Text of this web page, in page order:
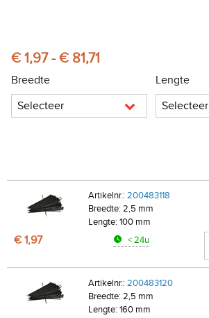
€ 1,97 - € 81,71
Breedte
Selecteer
Lengte
Selecteer
Artikelnr.: 200483118
Breedte: 2,5 mm
Lengte: 100 mm
€ 1,97 < 24u
Artikelnr.: 200483120
Breedte: 2,5 mm
Lengte: 160 mm